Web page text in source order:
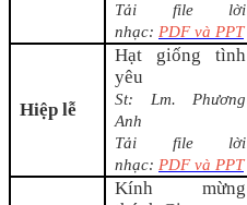
Tải file lời
nhạc: PDF và PPT
Hiệp lễ
Hạt giống tình
yêu
St: Lm. Phương
Anh
Tải file lời
nhạc: PDF và PPT
Kính mừng